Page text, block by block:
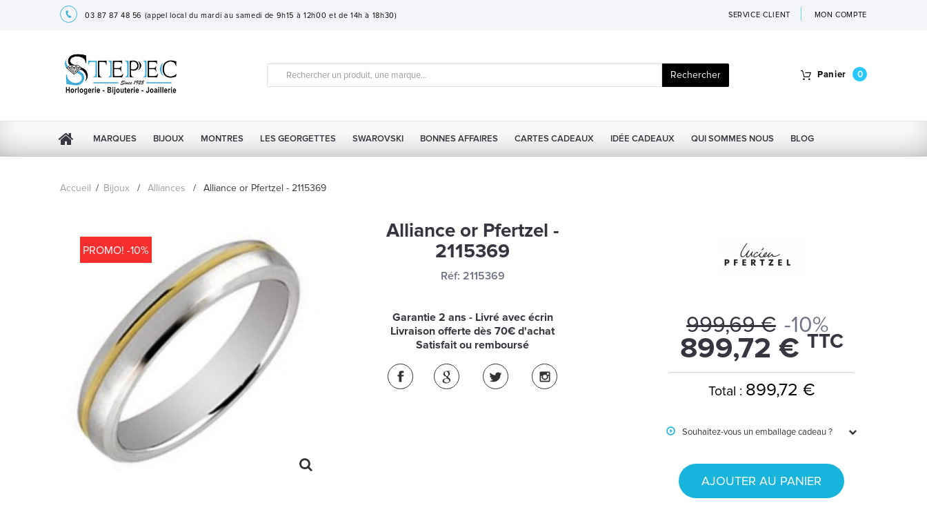
03 87 87 48 56 (appel local du mardi au samedi de 9h15 à 12h00 et de 14h à 18h30) SERVICE CLIENT MON COMPTE
Rechercher Panier 0
MARQUES BIJOUX MONTRES LES GEORGETTES SWAROVSKI BONNES AFFAIRES CARTES CADEAUX IDÉE CADEAUX QUI SOMMES NOUS BLOG
Accueil / Bijoux / Alliances / Alliance or Pfertzel - 2115369
PROMO! -10%
Alliance or Pfertzel -
2115369
Réf: 2115369
Garantie 2 ans - Livré avec écrin
Livraison offerte dès 70€ d'achat
Satisfait ou remboursé
999,69 € -10%
899,72 € TTC
Total : 899,72 €
Souhaitez-vous un emballage cadeau ?
AJOUTER AU PANIER